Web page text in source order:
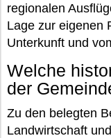
regionalen
Lage zur eigenen
Unterkunft und
Welche
der
Zu den belegten
Landwirtschaft